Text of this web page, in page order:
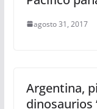
agosto 31, 2017
Argentina,
dinosaurios